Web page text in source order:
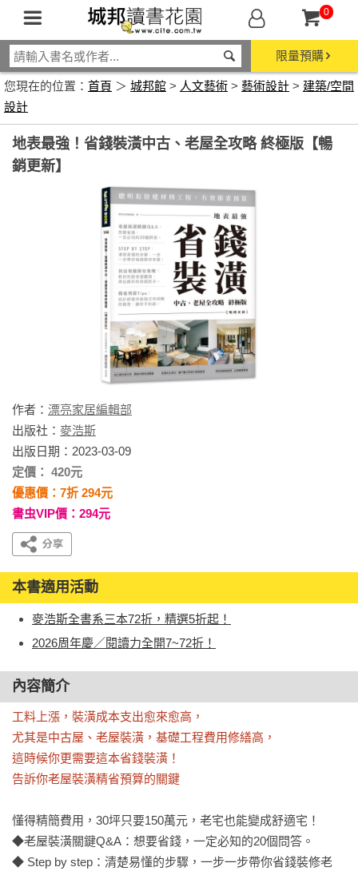
0
限量預購
您現在的位置： 首頁 ＞ 城邦館 > 人文藝術 > 藝術設計 > 建築/空間
設計
地表最強！省錢裝潢中古、老屋全攻略 終極版【暢
銷更新】
作者： 漂亮家居編輯部
出版社： 麥浩斯
出版日期：2023-03-09
定價： 420元
優惠價：7折 294元
書虫VIP價：294元
本書適用活動
麥浩斯全書系三本72折，精選5折起！
2026周年慶／閱讀力全開7~72折！
內容簡介
工料上漲，裝潢成本支出愈來愈高，
尤其是中古屋、老屋裝潢，基礎工程費用修繕高，
這時候你更需要這本省錢裝潢！
告訴你老屋裝潢精省預算的關鍵
懂得精簡費用，30坪只要150萬元，老宅也能變成舒適宅！
◆老屋裝潢關鍵Q&A：想要省錢，一定必知的20個問答。
◆ Step by step：清楚易懂的步驟，一步一步帶你省錢裝修老